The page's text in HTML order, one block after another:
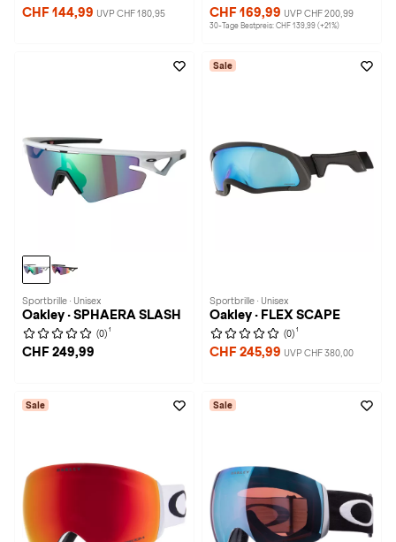
CHF 144,99 UVP CHF 180,95 CHF 169,99 UVP CHF 200,99
30-Tage Bestpreis: CHF 139,99 (+21%)
Sportbrille · Unisex
Oakley · SPHAERA SLASH
(0) 1
CHF 249,99
Sale
Sportbrille · Unisex
Oakley · FLEX SCAPE
(0) 1
CHF 245,99 UVP CHF 380,00
Sale Sale